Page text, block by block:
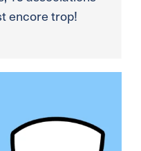
encore trop!